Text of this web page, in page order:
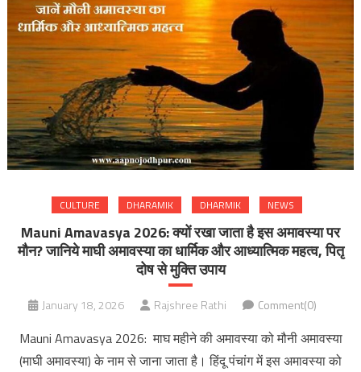
CULTURE DHARAMIK DHARMIK NEWS
Mauni Amavasya 2026: क्यों रखा जाता है इस अमावस्या पर
मौन? जानिये माघी अमावस्या का धार्मिक और आध्यात्मिक महत्व, पितृ
दोष से मुक्ति उपाय
January 18, 2026 Rajshree Rathi Comment(0)
Mauni Amavasya 2026: माघ महीने की अमावस्या को मौनी अमावस्या
(माघी अमावस्या) के नाम से जाना जाता है। हिंदू पंचांग में इस अमावस्या को